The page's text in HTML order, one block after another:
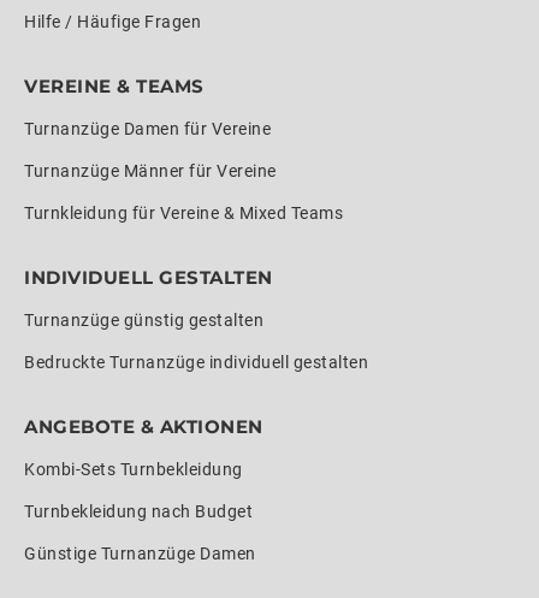
Hilfe / Häufige Fragen
VEREINE & TEAMS
Turnanzüge Damen für Vereine
Turnanzüge Männer für Vereine
Turnkleidung für Vereine & Mixed Teams
INDIVIDUELL GESTALTEN
Turnanzüge günstig gestalten
Bedruckte Turnanzüge individuell gestalten
ANGEBOTE & AKTIONEN
Kombi-Sets Turnbekleidung
Turnbekleidung nach Budget
Günstige Turnanzüge Damen